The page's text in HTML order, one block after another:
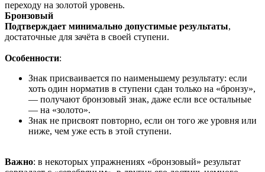
переходу на золотой уровень.
Бронзовый
Подтверждает минимально допустимые результаты,
достаточные для зачёта в своей ступени.
Особенности:
Знак присваивается по наименьшему результату: если
хоть один норматив в ступени сдан только на «бронзу»,
— получают бронзовый знак, даже если все остальные
— на «золото».
Знак не присвоят повторно, если он того же уровня или
ниже, чем уже есть в этой ступени.
Важно: в некоторых упражнениях «бронзовый» результат